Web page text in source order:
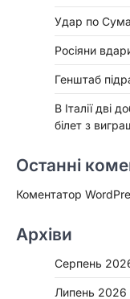
Удар по
Росіяни
Генштаб
В Італії дві
білет з
Останні
Коментатор
Архіви
Серпень
Липень 2026